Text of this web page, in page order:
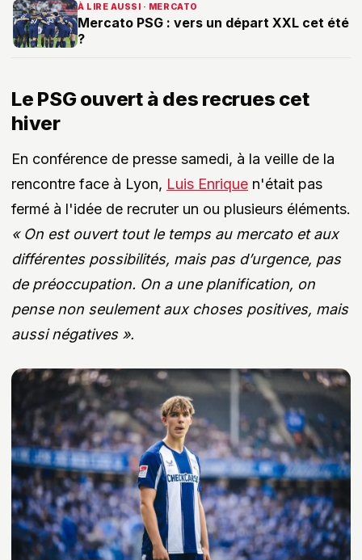
À LIRE AUSSI · MERCATO
Mercato PSG : vers un départ XXL cet été
?
Le PSG ouvert à des recrues cet
hiver
En conférence de presse samedi, à la veille de la
rencontre face à Lyon, Luis Enrique n'était pas
fermé à l'idée de recruter un ou plusieurs éléments.
« On est ouvert tout le temps au mercato et aux
différentes possibilités, mais pas d’urgence, pas
de préoccupation. On a une planification, on
pense non seulement aux choses positives, mais
aussi négatives ».